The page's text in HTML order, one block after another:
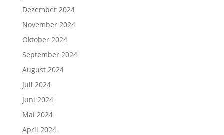
Dezember 2024
November 2024
Oktober 2024
September 2024
August 2024
Juli 2024
Juni 2024
Mai 2024
April 2024